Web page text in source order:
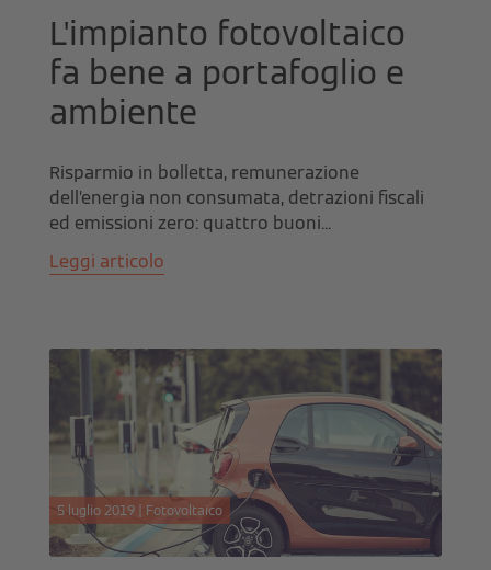
L'impianto fotovoltaico
fa bene a portafoglio e
ambiente
Risparmio in bolletta, remunerazione
dell’energia non consumata, detrazioni fiscali
ed emissioni zero: quattro buoni...
Leggi articolo
5 luglio 2019 | Fotovoltaico